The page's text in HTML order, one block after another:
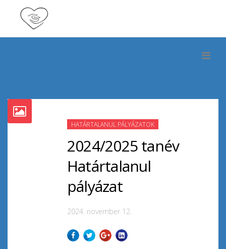
HATÁRTALANUL PÁLYÁZATOK
2024/2025 tanév
Határtalanul
pályázat
2024. november 12.